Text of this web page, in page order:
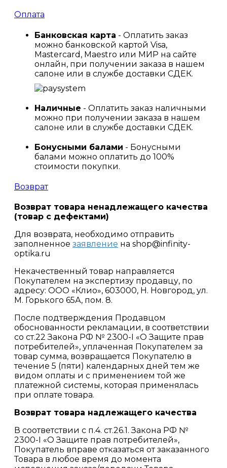
Оплата
Банковская карта - Оплатить заказ
можно банковской картой Visa,
Mastercard, Maestro или МИР на сайте
онлайн, при получении заказа в нашем
салоне или в службе доставки СДЕК.
Наличные - Оплатить заказ наличными
можно при получении заказа в нашем
салоне или в службе доставки СДЕК.
Бонусными балами - Бонусными
балами можно оплатить до 100%
стоимости покупки.
Возврат
Возврат товара ненадлежащего качества
(товар с дефектами)
Для возврата, необходимо отправить
заполненное заявление на shop@infinity-
optika.ru
Некачественный товар направляется
Покупателем на экспертизу продавцу, по
адресу: ООО «Клио», 603000, Н. Новгород, ул.
М. Горького 65А, пом. 8.
После подтверждения Продавцом
обоснованности рекламации, в соответствии
со ст.22 Закона РФ № 2300-I «О Защите прав
потребителей», уплаченная Покупателем за
товар сумма, возвращается Покупателю в
течение 5 (пяти) календарных дней тем же
видом оплаты и с применением той же
платежной системы, которая применялась
при оплате товара.
Возврат товара надлежащего качества
В соответствии с п.4. ст.26.1. Закона РФ №
2300-I «О Защите прав потребителей»,
Покупатель вправе отказаться от заказанного
Товара в любое время до момента